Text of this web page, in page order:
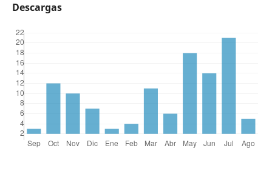
Descargas